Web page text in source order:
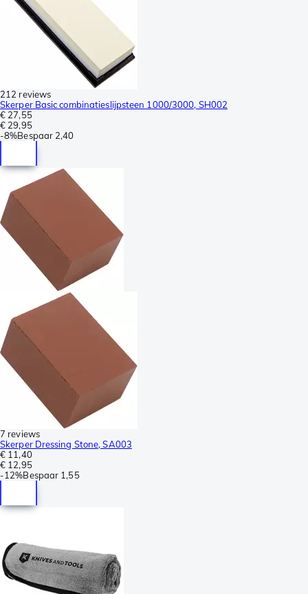
212 reviews
Skerper Basic combinatieslijpsteen 1000/3000, SH002
€ 27,55
€ 29,95
-8%Bespaar 2,40
7 reviews
Skerper Dressing Stone, SA003
€ 11,40
€ 12,95
-12%Bespaar 1,55